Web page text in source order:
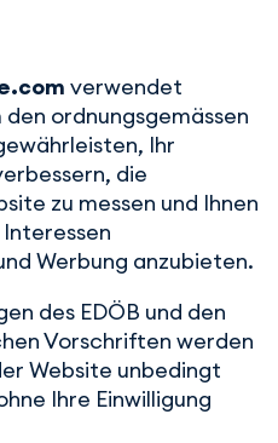
verwendet
ordnungsgemässen
Ihr
die
zu messen und Ihnen
Werbung anzubieten.
des EDÖB und den
Vorschriften werden
Website unbedingt
Ihre Einwilligung